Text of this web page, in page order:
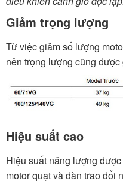
Giảm trọng lượng
Từ việc giảm số lượng
nên trọng lượng cũng được
Hiệu suất cao
Hiệu suất năng lượng
motor quạt và dàn trao đổi